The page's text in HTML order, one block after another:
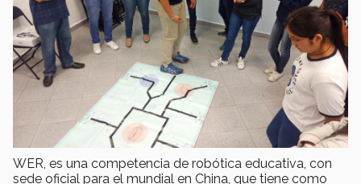
WER, es una competencia de robótica educativa, con
sede oficial para el mundial en China, que tiene como